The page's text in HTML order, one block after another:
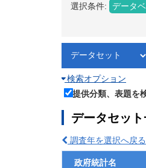
選択条件: データ
検索オプション
提供分類、表題を
データセッ
調査年を選択へ戻る
政府統計名